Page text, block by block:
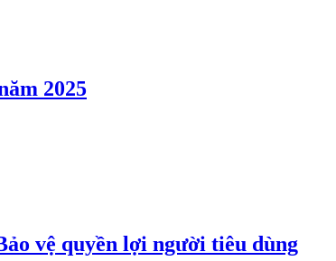
2025
vệ quyền lợi người tiêu dùng